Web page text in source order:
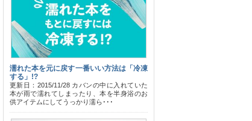
濡れた本を元に戻す一番いい方法は「冷凍
する」!?
更新日：2015/11/28 カバンの中に入れていた
本が雨で濡れてしまったり、本を半身浴のお
供アイテムにしてうっかり濡ら･･･